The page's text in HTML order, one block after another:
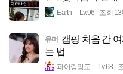
Earth Lv.96 조회
유머 캠핑 처음 간
는 법
파아랑망토 Lv.68